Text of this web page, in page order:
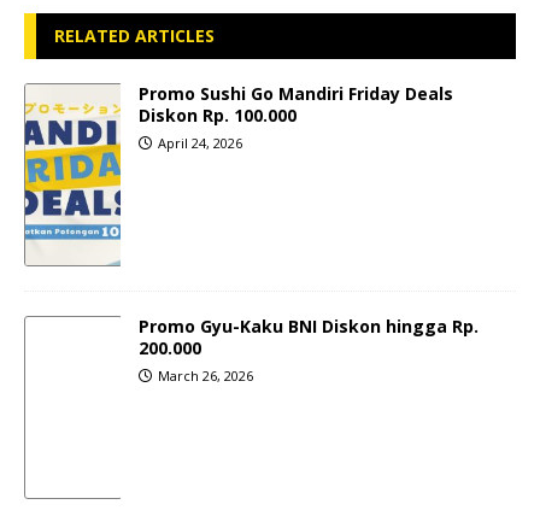
RELATED ARTICLES
Promo Sushi Go Mandiri Friday Deals
Diskon Rp. 100.000
April 24, 2026
Promo Gyu-Kaku BNI Diskon hingga Rp.
200.000
March 26, 2026